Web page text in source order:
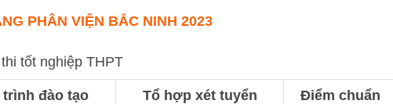
PHÂN VIỆN BẮC NINH 2023
tốt nghiệp THPT
đào tạo Tổ hợp xét tuyển Điểm chuẩn